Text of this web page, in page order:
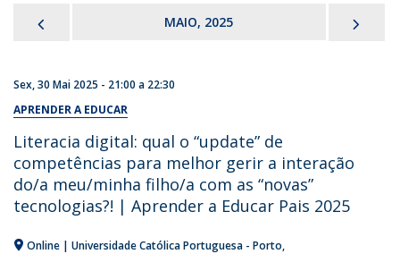
MAIO, 2025
Sex, 30 Mai 2025 - 21:00 a 22:30
APRENDER A EDUCAR
Literacia digital: qual o “update” de
competências para melhor gerir a interação
do/a meu/minha filho/a com as “novas”
tecnologias?! | Aprender a Educar Pais 2025
Online | Universidade Católica Portuguesa - Porto